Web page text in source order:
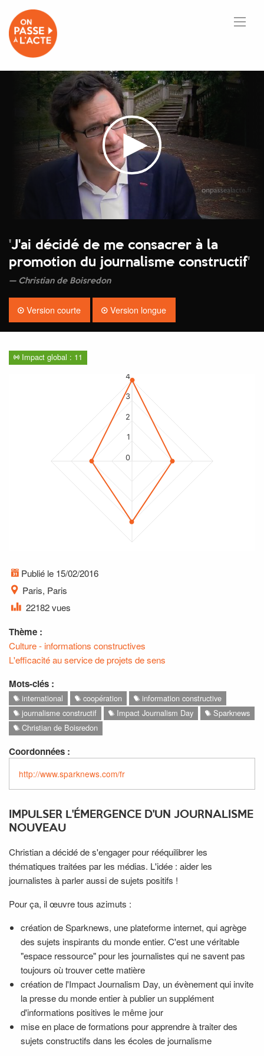
'J'ai décidé de me consacrer à la
promotion du journalisme constructif'
Christian de Boisredon
Version courte Version longue
Impact global : 11
0
1
2
3
4
Publié le 15/02/2016
Paris, Paris
22182 vues
Thème :
Culture - informations constructives
L'efficacité au service de projets de sens
Mots-clés :
international coopération
information constructive
journalisme constructif
Impact Journalism Day
Sparknews
Christian de Boisredon
Coordonnées :
http://www.sparknews.com/fr
IMPULSER L'ÉMERGENCE D'UN JOURNALISME
NOUVEAU
Christian a décidé de s'engager pour rééquilibrer les
thématiques traitées par les médias. L'idée : aider les
journalistes à parler aussi de sujets positifs !
Pour ça, il œuvre tous azimuts :
création de Sparknews, une plateforme internet, qui agrège
des sujets inspirants du monde entier. C'est une véritable
"espace ressource" pour les journalistes qui ne savent pas
toujours où trouver cette matière
création de l'Impact Journalism Day, un évènement qui invite
la presse du monde entier à publier un supplément
d'informations positives le même jour
mise en place de formations pour apprendre à traiter des
sujets constructifs dans les écoles de journalisme